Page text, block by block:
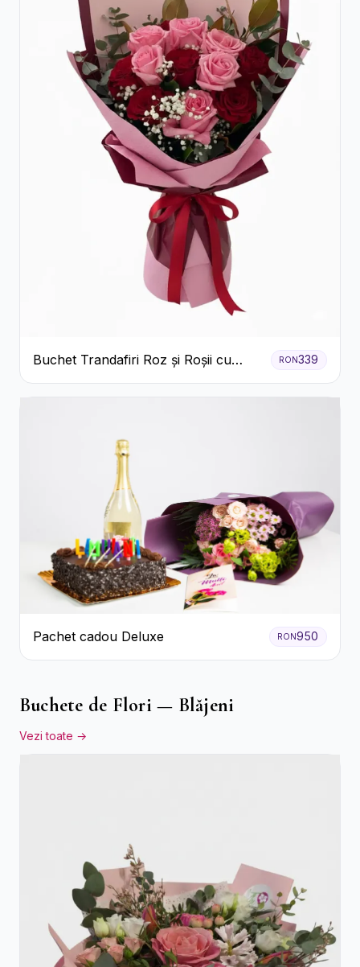
Buchet Trandafiri Roz și Roșii cu
Eucalipt și Gypsophila
RON339
Pachet cadou Deluxe RON950
Buchete de Flori — Blăjeni
Vezi toate →